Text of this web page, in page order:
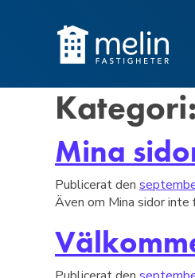
Kategori:
Mina
Publicerat den
Även om Mina sidor inte